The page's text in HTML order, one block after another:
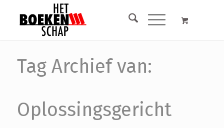
Tag Archief van:
Oplossingsgericht